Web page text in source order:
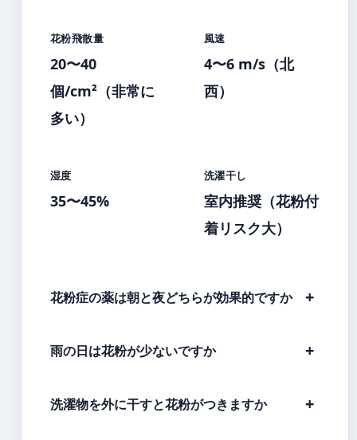
花粉飛散量
20〜40
個/cm²（非常に
多い）
風速
4〜6 m/s（北
西）
湿度
35〜45%
洗濯干し
室内推奨（花粉付
着リスク大）
花粉症の薬は朝と夜どちらが効果的ですか
雨の日は花粉が少ないですか
洗濯物を外に干すと花粉がつきますか